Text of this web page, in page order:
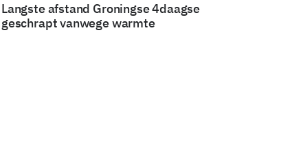
Langste afstand Groningse 4daagse
geschrapt vanwege warmte